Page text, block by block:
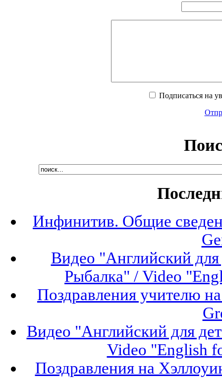
Подписаться на
Инфинитив. Общие
Видео "Английский для
Рыбалка" / Video
Поздравления учителю
Видео "Английский для
Video "English
Поздравления на